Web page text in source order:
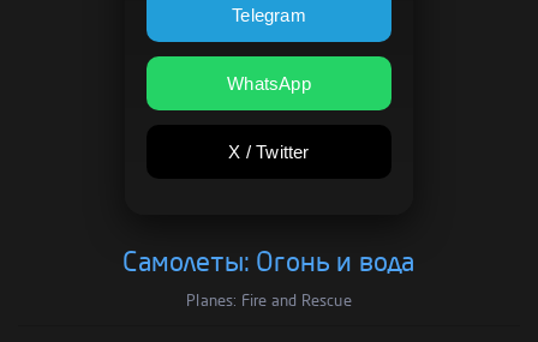
Telegram
WhatsApp
X / Twitter
Самолеты: Огонь и вода
Planes: Fire and Rescue